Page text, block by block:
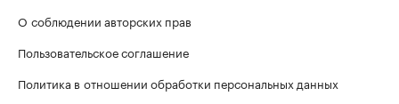
О соблюдении авторских прав
Пользовательское соглашение
Политика в отношении обработки персональных данных